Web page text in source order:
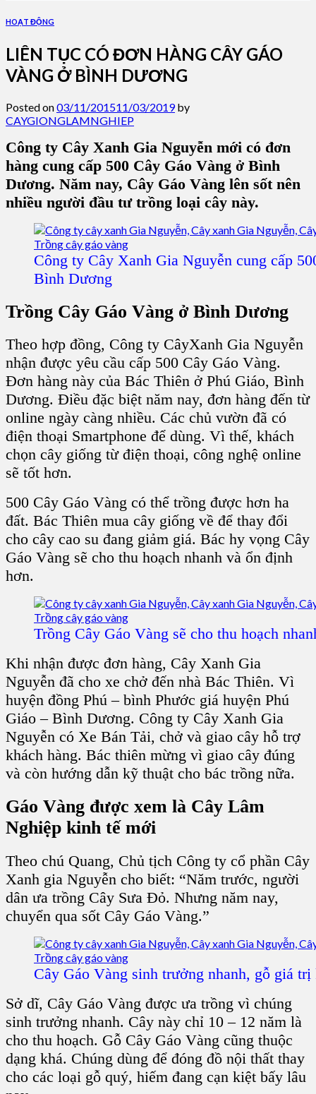
HOẠT ĐỘNG
LIÊN TỤC CÓ ĐƠN HÀNG CÂY GÁO
VÀNG Ở BÌNH DƯƠNG
Posted on03/11/201511/03/2019by
CAYGIONGLAMNGHIEP
Công ty Cây Xanh Gia Nguyễn mới có đơn
hàng cung cấp 500 Cây Gáo Vàng ở Bình
Dương. Năm nay, Cây Gáo Vàng lên sốt nên
nhiều người đầu tư trồng loại cây này.
Công ty Cây Xanh Gia Nguyễn cung cấp
Bình Dương
Trồng Cây Gáo Vàng ở Bình Dương
Theo hợp đồng, Công ty CâyXanh Gia Nguyễn
nhận được yêu cầu cấp 500 Cây Gáo Vàng.
Đơn hàng này của Bác Thiên ở Phú Giáo, Bình
Dương. Điều đặc biệt năm nay, đơn hàng đến từ
online ngày càng nhiều. Các chủ vườn đã có
điện thoại Smartphone để dùng. Vì thế, khách
chọn cây giống từ điện thoại, công nghệ online
sẽ tốt hơn.
500 Cây Gáo Vàng có thể trồng được hơn ha
đất. Bác Thiên mua cây giống về để thay đổi
cho cây cao su đang giảm giá. Bác hy vọng Cây
Gáo Vàng sẽ cho thu hoạch nhanh và ổn định
hơn.
Trồng Cây Gáo Vàng sẽ cho thu hoạch
Khi nhận được đơn hàng, Cây Xanh Gia
Nguyễn đã cho xe chở đến nhà Bác Thiên. Vì
huyện đồng Phú – bình Phước giá huyện Phú
Giáo – Bình Dương. Công ty Cây Xanh Gia
Nguyễn có Xe Bán Tải, chở và giao cây hỗ trợ
khách hàng. Bác thiên mừng vì giao cây đúng
và còn hướng dẫn kỹ thuật cho bác trồng nữa.
Gáo Vàng được xem là Cây Lâm
Nghiệp kinh tế mới
Theo chú Quang, Chủ tịch Công ty cổ phần Cây
Xanh gia Nguyễn cho biết: “Năm trước, người
dân ưa trồng Cây Sưa Đỏ. Nhưng năm nay,
chuyển qua sốt Cây Gáo Vàng.”
Cây Gáo Vàng sinh trưởng nhanh, gỗ giá trị
Sở dĩ, Cây Gáo Vàng được ưa trồng vì chúng
sinh trưởng nhanh. Cây này chỉ 10 – 12 năm là
cho thu hoạch. Gỗ Cây Gáo Vàng cũng thuộc
dạng khá. Chúng dùng để đóng đồ nội thất thay
cho các loại gỗ quý, hiếm đang cạn kiệt bấy lâu